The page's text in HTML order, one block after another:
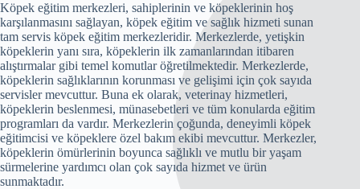
Köpek eğitim merkezleri, sahiplerinin ve köpeklerinin hoş
karşılanmasını sağlayan, köpek eğitim ve sağlık hizmeti sunan
tam servis köpek eğitim merkezleridir. Merkezlerde, yetişkin
köpeklerin yanı sıra, köpeklerin ilk zamanlarından itibaren
alıştırmalar gibi temel komutlar öğretilmektedir. Merkezlerde,
köpeklerin sağlıklarının korunması ve gelişimi için çok sayıda
servisler mevcuttur. Buna ek olarak, veterinay hizmetleri,
köpeklerin beslenmesi, münasebetleri ve tüm konularda eğitim
programları da vardır. Merkezlerin çoğunda, deneyimli köpek
eğitimcisi ve köpeklere özel bakım ekibi mevcuttur. Merkezler,
köpeklerin ömürlerinin boyunca sağlıklı ve mutlu bir yaşam
sürmelerine yardımcı olan çok sayıda hizmet ve ürün
sunmaktadır.